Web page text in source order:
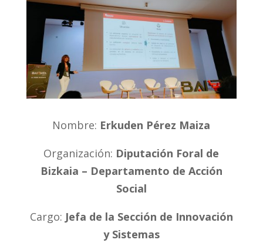
Nombre: Erkuden Pérez Maiza
Organización: Diputación Foral de
Bizkaia – Departamento de Acción
Social
Cargo: Jefa de la Sección de Innovación
y Sistemas